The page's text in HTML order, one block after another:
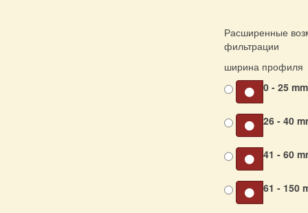
Расширенные
фильтрации
ширина профиля
0 - 25
26 - 40
41 - 60
61 - 150